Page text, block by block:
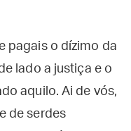
pagais o dízimo da
lado a justiça e o
aquilo. Ai de vós,
de serdes